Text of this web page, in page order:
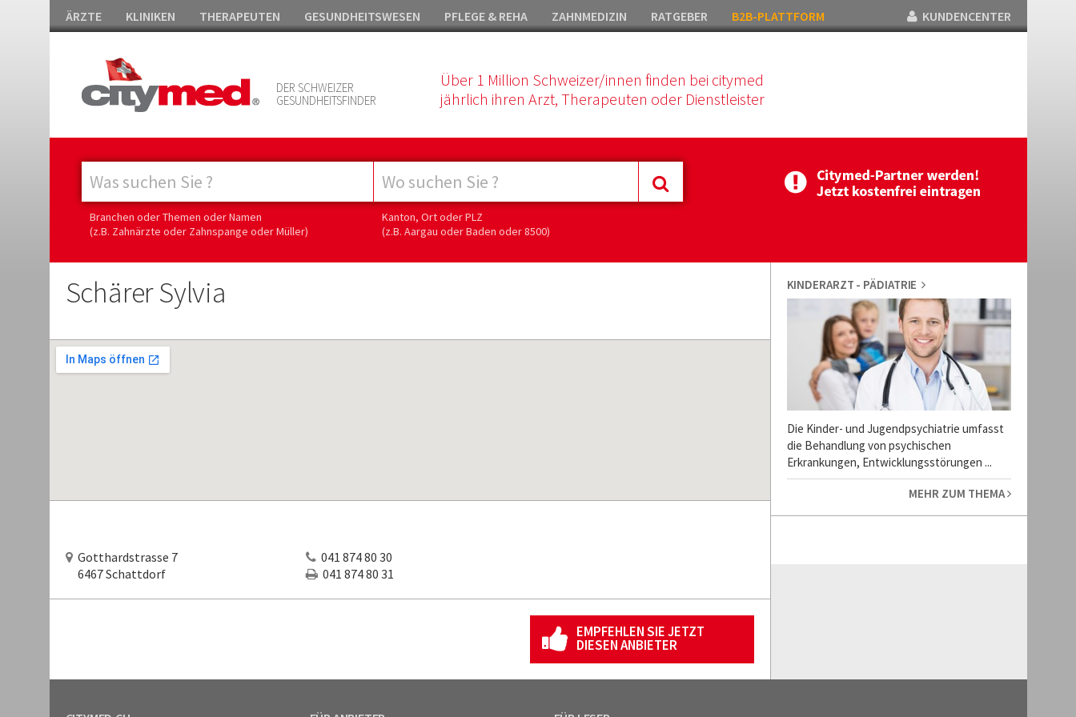
ÄRZTE KLINIKEN THERAPEUTEN GESUNDHEITSWESEN PFLEGE & REHA ZAHNMEDIZIN RATGEBER B2B-PLATTFORM KUNDENCENTER
DER SCHWEIZER
GESUNDHEITSFINDER
Über 1 Million Schweizer/innen finden bei citymed
jährlich ihren Arzt, Therapeuten oder Dienstleister
Branchen oder Themen oder Namen
(z.B. Zahnärzte oder Zahnspange oder Müller)
Kanton, Ort oder PLZ
(z.B. Aargau oder Baden oder 8500)
Schärer Sylvia
Gotthardstrasse 7
6467 Schattdorf
041 874 80 30
041 874 80 31
EMPFEHLEN SIE JETZT
DIESEN ANBIETER
KINDERARZT - PÄDIATRIE
Die Kinder- und Jugendpsychiatrie umfasst
die Behandlung von psychischen
Erkrankungen, Entwicklungsstörungen ...
MEHR ZUM THEMA